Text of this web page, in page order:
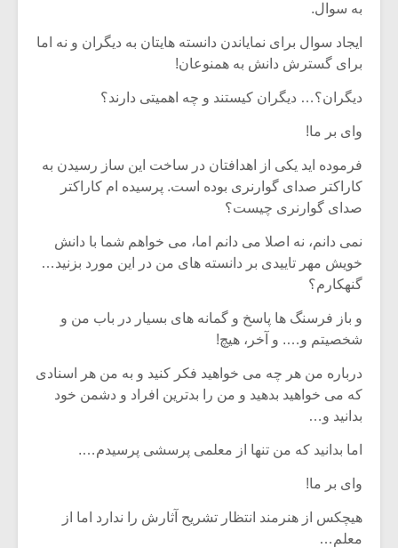
به سوال.
ایجاد سوال برای نمایاندن دانسته هایتان به دیگران و نه اما
برای گسترش دانش به همنوعان!
دیگران؟… دیگران کیستند و چه اهمیتی دارند؟
وای بر ما!
فرموده اید یکی از اهدافتان در ساخت این ساز رسیدن به
کاراکتر صدای گوارنری بوده است. پرسیده ام کاراکتر
صدای گوارنری چیست؟
نمی دانم، نه اصلا می دانم اما، می خواهم شما با دانش
خویش مهر تاییدی بر دانسته های من در این مورد بزنید…
گنهکارم؟
و باز فرسنگ ها پاسخ و گمانه های بسیار در باب من و
شخصیتم و…. و آخر، هیچ!
درباره من هر چه می خواهید فکر کنید و به من هر اسنادی
که می خواهید بدهید و من را بدترین افراد و دشمن خود
بدانید و…
اما بدانید که من تنها از معلمی پرسشی پرسیدم….
وای بر ما!
هیچکس از هنرمند انتظار تشریح آثارش را ندارد اما از
معلم…